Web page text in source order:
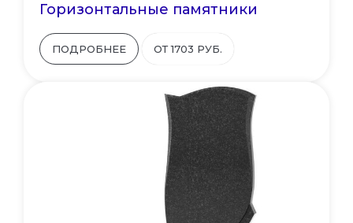
Горизонтальные памятники
ПОДРОБНЕЕ ОТ 1703 РУБ.